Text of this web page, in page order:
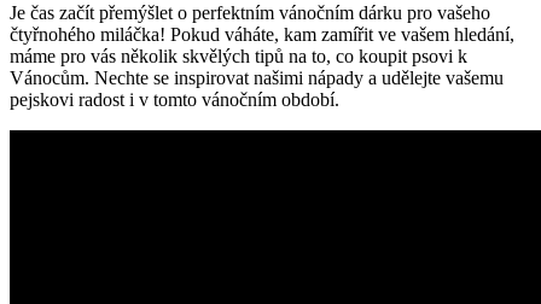
Je čas začít přemýšlet o perfektním vánočním dárku pro vašeho
čtyřnohého miláčka! Pokud váháte, kam zamířit ve vašem hledání,
máme pro vás několik skvělých tipů na to, co koupit psovi k
Vánocům. Nechte se inspirovat našimi nápady a udělejte vašemu
pejskovi radost i v tomto vánočním období.